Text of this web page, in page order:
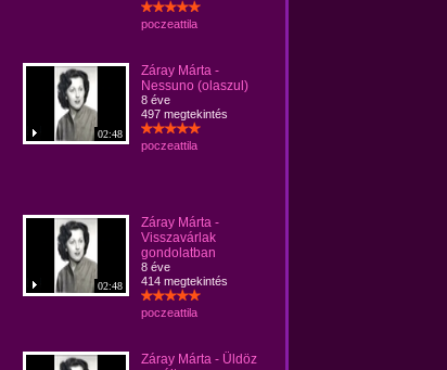
poczeattila
02:48
Záray Márta -
Nessuno (olaszul)
8 éve
497 megtekintés
poczeattila
02:48
Záray Márta -
Visszavárlak
gondolatban
8 éve
414 megtekintés
poczeattila
Záray Márta - Üldöz